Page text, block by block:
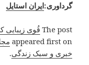
گرداوری:ایران استایل
The post قُوی زیبایی
appeared first on
خبری و سبک زندگی.